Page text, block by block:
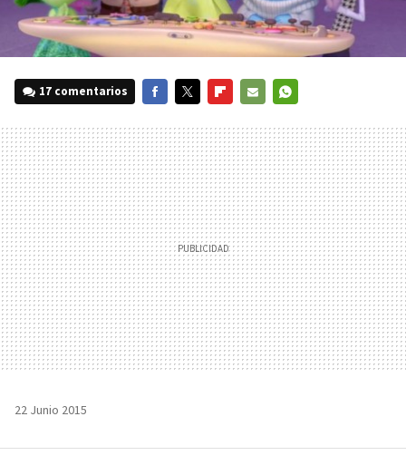
17 comentarios
MAIL
22 Junio 2015